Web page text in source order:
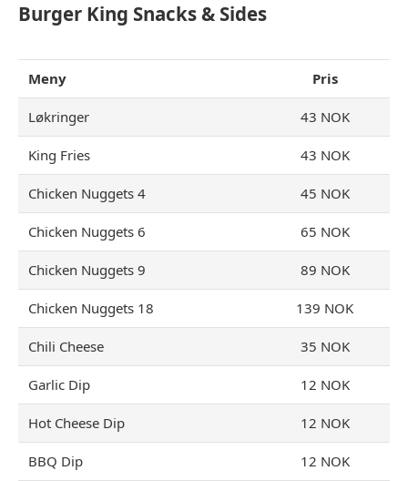
Burger King Snacks & Sides
Meny Pris
Løkringer 43 NOK
King Fries 43 NOK
Chicken Nuggets 4 45 NOK
Chicken Nuggets 6 65 NOK
Chicken Nuggets 9 89 NOK
Chicken Nuggets 18 139 NOK
Chili Cheese 35 NOK
Garlic Dip 12 NOK
Hot Cheese Dip 12 NOK
BBQ Dip 12 NOK